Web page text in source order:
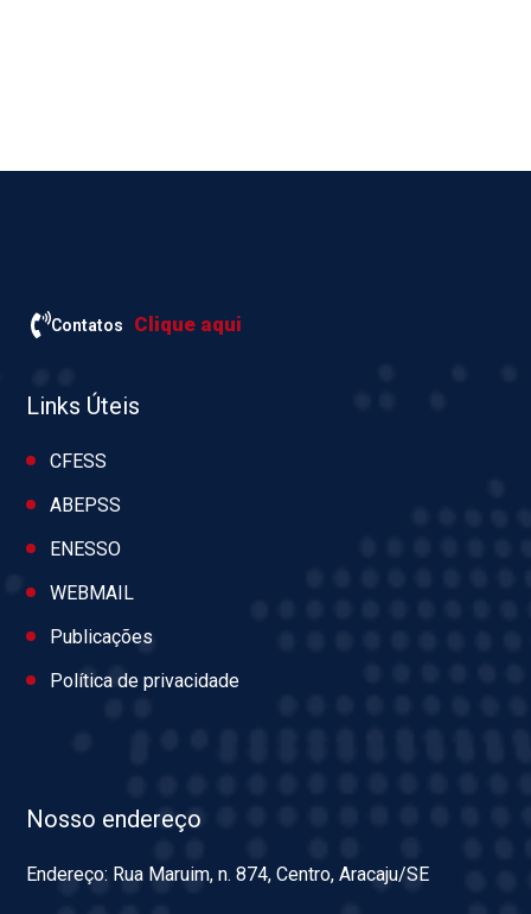
Contatos Clique aqui
Links Úteis
CFESS
ABEPSS
ENESSO
WEBMAIL
Publicações
Política de privacidade
Nosso endereço
Endereço: Rua Maruim, n. 874, Centro, Aracaju/SE